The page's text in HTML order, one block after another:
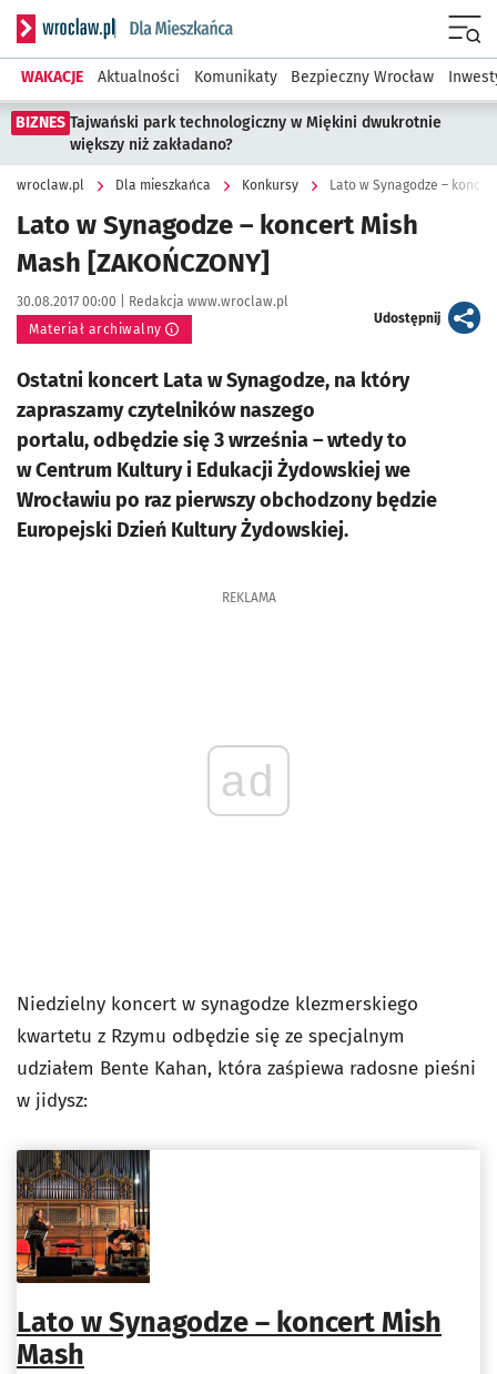
Serwis informacyjny wroclaw.pl podserwis: Dla mieszkańca
WAKACJE Aktualności Komunikaty Bezpieczny Wrocław
BIZNES Tajwański park technologiczny w Miękini dwukrotnie
większy niż zakładano?
wroclaw.pl Dla mieszkańca Konkursy Lato w Synagodze –
Lato w Synagodze – koncert Mish
Mash [ZAKOŃCZONY]
Data publikacji:
30.08.2017 00:00 | Autor:
Redakcja www.wroclaw.pl
Materiał archiwalny
Udostępnijartykuł
Ostatni koncert Lata w Synagodze, na który
zapraszamy czytelników naszego
portalu, odbędzie się 3 września – wtedy to
w Centrum Kultury i Edukacji Żydowskiej we
Wrocławiu po raz pierwszy obchodzony będzie
Europejski Dzień Kultury Żydowskiej.
REKLAMA
ad
Niedzielny koncert w synagodze klezmerskiego
kwartetu z Rzymu odbędzie się ze specjalnym
udziałem Bente Kahan, która zaśpiewa radosne pieśni
w jidysz:
Lato w Synagodze – koncert Mish
Mash